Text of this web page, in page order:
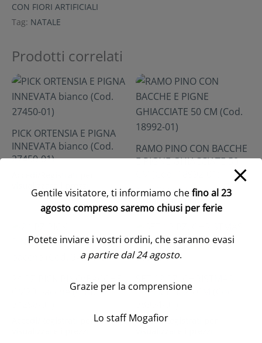
CON FIORI ARTIFICIALI
Tag: NATALE
Prodotti correlati
PICK ORTENSIA E PIGNA
INNEVATA bianco (Cod.
27450-01)
PICK MELE 25 CM (Cod.
Accedi/Registrati per
RAMO PINO CON BACCHE
E PIGNE GHIACCIATE 50
Accedi/Registrati per
CM20 bacche (Cod.
Gentile visitatore, ti informiamo chefino al 23
agosto compreso saremo chiusi per ferie
Potete inviare i vostri ordini, che saranno evasi
a partire dal 24 agosto.
Grazie per la comprensione
Lo staff Mogafior